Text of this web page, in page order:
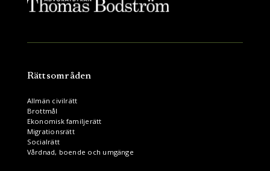
Rättsområden
Allmän civilrätt
Brottmål
Ekonomisk familjerätt
Migrationsrätt
Socialrätt
Vårdnad, boende och umgänge